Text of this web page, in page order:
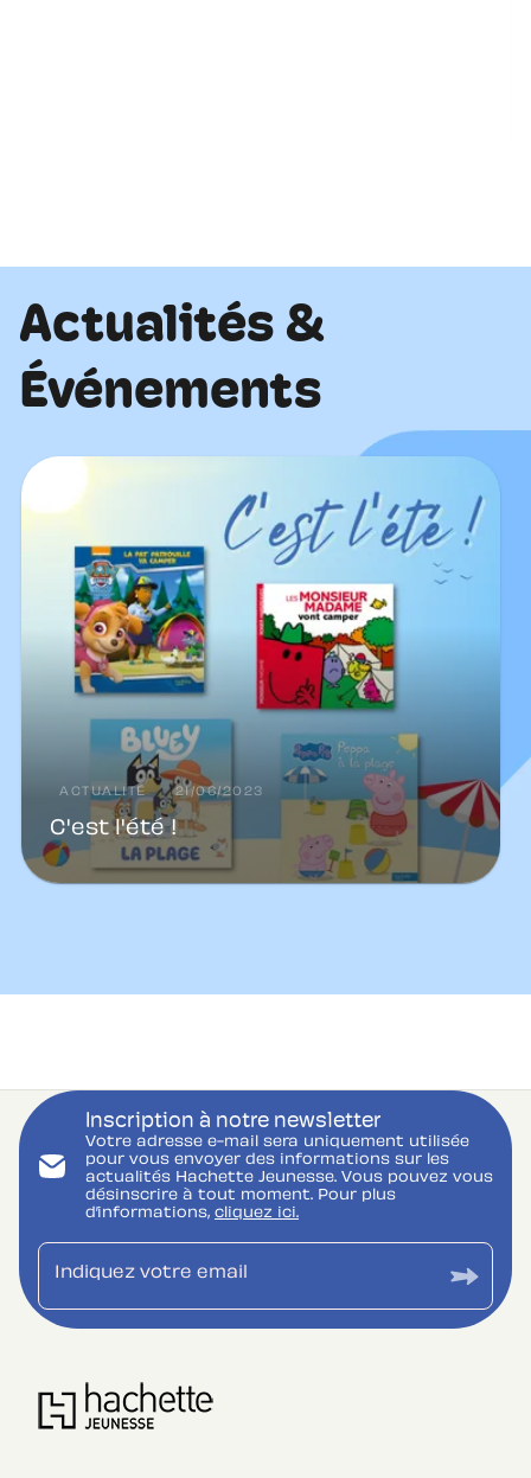
Actualités &
Événements
ACTUALITÉ 21/06/2023
C'est l'été !
Inscription à notre newsletter
Votre adresse e-mail sera uniquement utilisée
pour vous envoyer des informations sur les
actualités Hachette Jeunesse. Vous pouvez vous
désinscrire à tout moment. Pour plus
d’informations, cliquez ici.
Indiquez votre email